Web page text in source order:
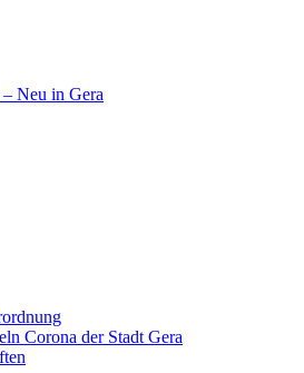
Corona der Stadt Gera